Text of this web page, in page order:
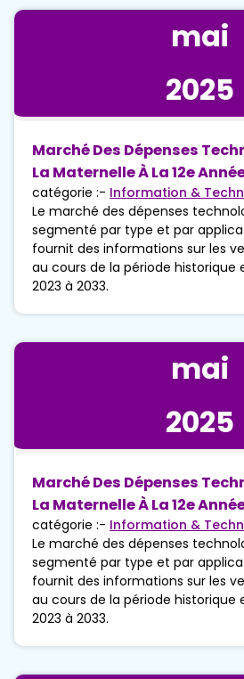
mai
2025
Marché Des Dépenses
La Maternelle À La 12e
catégorie :- Information &
Le marché des dépenses
segmenté par type et par
fournit des informations sur les
au cours de la période historique
2023 à 2033.
mai
2025
Marché Des Dépenses
La Maternelle À La 12e
catégorie :- Information &
Le marché des dépenses
segmenté par type et par
fournit des informations sur les
au cours de la période historique
2023 à 2033.